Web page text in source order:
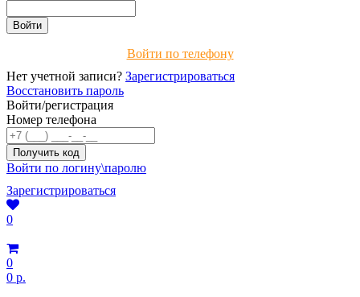
Войти по телефону
Нет учетной записи? Зарегистрироваться
Восстановить пароль
Войти/регистрация
Номер телефона
Войти по логину\паролю
Зарегистрироваться
0
0
0 р.